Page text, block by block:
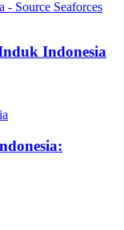
Indonesia